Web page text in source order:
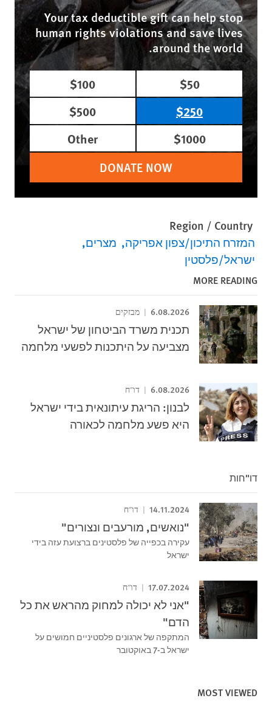
Your tax deductible gift can help stop
human rights violations and save lives
around the world.
$50
$100
$250
$500
$1000
Other
DONATE NOW
Region / Country
המזרח התיכון/צפון אפריקה מצרים
ישראל/פלסטין
MORE READING
6.08.2026 מבזקים
תכנית משרד הביטחון של ישראל
מצביעה על היתכנות לפשעי מלחמה
6.08.2026 דו"ח
לבנון: הריגת עיתונאית בידי ישראל
היא פשע מלחמה לכאורה
דו"חות
14.11.2024 דו"ח
"נואשים, מורעבים ונצורים"
עקירה בכפייה של פלסטינים ברצועת עזה בידי
ישראל
17.07.2024 דו"ח
"אני לא יכולה למחוק מהראש את כל
הדם"
המתקפה של ארגונים פלסטיניים חמושים על
ישראל ב-7 באוקטובר
MOST VIEWED